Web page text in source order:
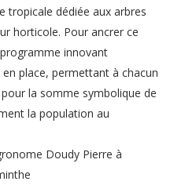
tropicale dédiée aux arbres
horticole. Pour ancrer ce
innovant
place, permettant à chacun
la somme symbolique de
la population au
Doudy Pierre à